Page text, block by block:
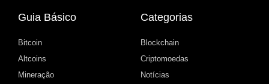
Guia Básico
Bitcoin
Altcoins
Mineração
Categorias
Blockchain
Criptomoedas
Notícias